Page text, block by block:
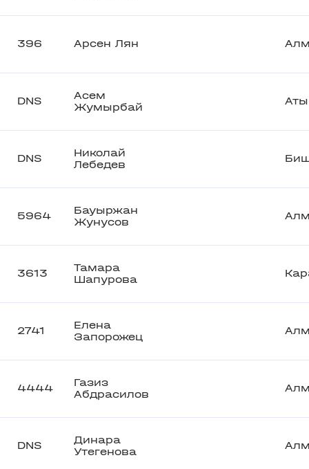
396 Арсен Лян
DNS
Асем
Жумырбай
DNS
Николай
Лебедев
5964
Бауыржан
Жунусов
3613
Тамара
Шапурова
2741
Елена
Запорожец
4444
Газиз
Абдрасилов
DNS
Динара
Утегенова